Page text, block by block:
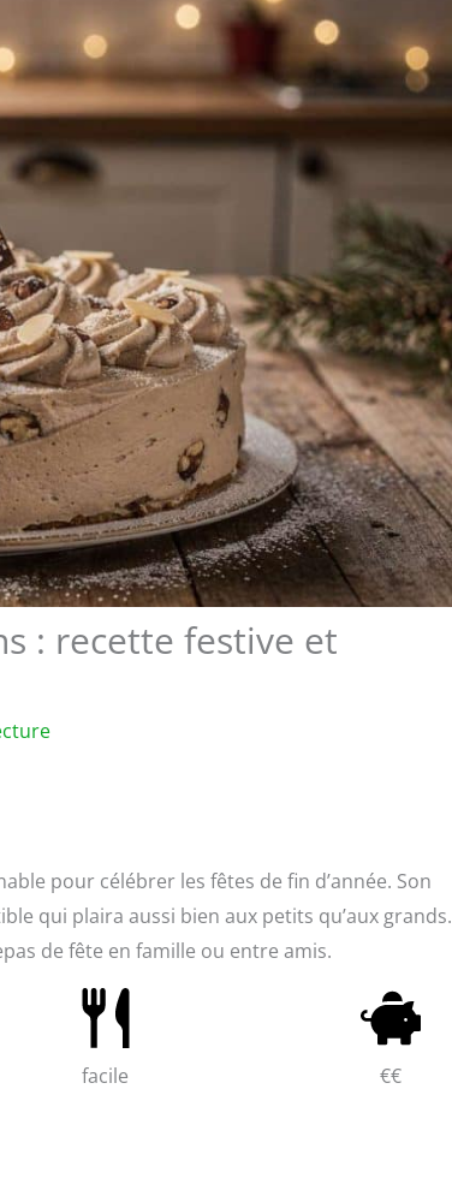
: recette festive et
pour célébrer les fêtes de fin d’année. Son
qui plaira aussi bien aux petits qu’aux grands.
de fête en famille ou entre amis.
facile €€